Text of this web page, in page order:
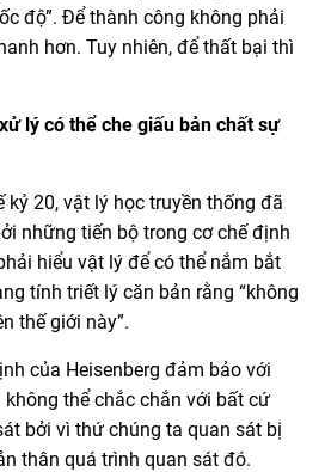
độ”. Để thành công không phải
hơn. Tuy nhiên, để thất bại thì
lý có thể che giấu bản chất sự
kỷ 20, vật lý học truyền thống đã
những tiến bộ trong cơ chế định
hiểu vật lý để có thể nắm bắt
tính triết lý căn bản rằng “không
thế giới này”.
của Heisenberg đảm bảo với
thể chắc chắn với bất cứ
bởi vì thứ chúng ta quan sát bị
thân quá trình quan sát đó.